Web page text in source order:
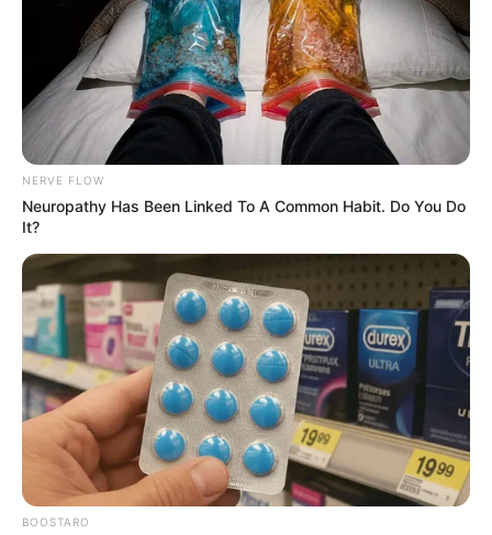
NERVE FLOW
Neuropathy Has Been Linked To A Common Habit. Do You Do
It?
BOOSTARO